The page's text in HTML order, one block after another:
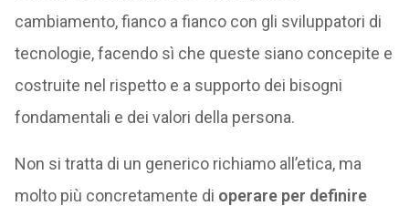
cambiamento, fianco a fianco con gli sviluppatori di
tecnologie, facendo sì che queste siano concepite e
costruite nel rispetto e a supporto dei bisogni
fondamentali e dei valori della persona.
Non si tratta di un generico richiamo all’etica, ma
molto più concretamente di operare per definire